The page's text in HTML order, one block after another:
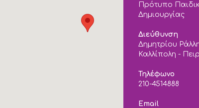
Πρότυπο
Δημιουργίας
Διεύθυνση
Δημητρίου
Καλλίπολη -
Τηλέφωνο
210-4514888
Email